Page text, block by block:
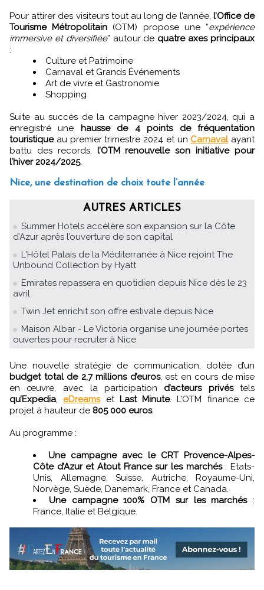
Pour attirer des visiteurs tout au long de l’année, l’Office de
Tourisme Métropolitain (OTM) propose une “expérience
immersive et diversifiée” autour de quatre axes principaux
:
Culture et Patrimoine
Carnaval et Grands Événements
Art de vivre et Gastronomie
Shopping
Suite au succès de la campagne hiver 2023/2024, qui a
enregistré une hausse de 4 points de fréquentation
touristiqueau premier trimestre 2024 et un Carnavalayant
battu des records, l’OTM renouvelle son initiative pour
l’hiver 2024/2025.
Nice, une destination de choix toute l’année
AUTRES ARTICLES
Summer Hotels accélère son expansion sur la Côte
d’Azur après l’ouverture de son capital
L'Hôtel Palais de la Méditerranée à Nice rejoint The
Unbound Collection by Hyatt
Emirates repassera en quotidien depuis Nice dès le 23
avril
Twin Jet enrichit son offre estivale depuis Nice
Maison Albar - Le Victoria organise une journée portes
ouvertes pour recruter à Nice
Une nouvelle stratégie de communication, dotée d’un
budget total de 2,7 millions d’euros, est en cours de mise
en œuvre, avec la participation d’acteurs privéstels
qu’Expedia, eDreamset Last Minute. L’OTM finance ce
projet à hauteur de 805 000 euros.
Au programme :
Une campagne avec le CRT Provence-Alpes-
Côte d’Azur et Atout France sur les marchés: Etats-
Unis, Allemagne, Suisse, Autriche, Royaume-Uni,
Norvège, Suède, Danemark, France et Canada.
Une campagne 100% OTM sur les marchés:
France, Italie et Belgique.